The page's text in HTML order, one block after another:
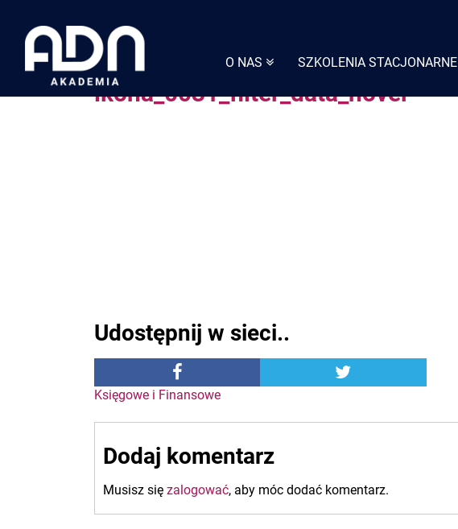
O NAS SZKOLENIA STACJONARNE
content
ikona_0031_filter_data_hover
Udostępnij w sieci..
Nawigacja
Księgowe i Finansowe
Dodaj komentarz
Musisz się zalogować, aby móc dodać komentarz.